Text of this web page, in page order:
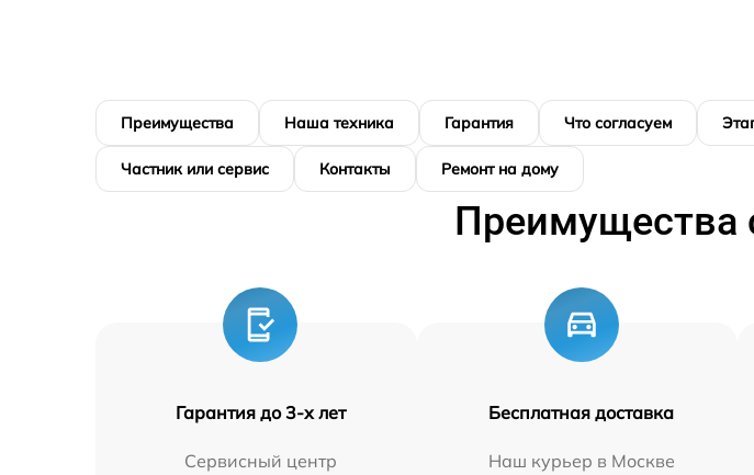
Преимущества Наша техника Гарантия Что согласуем
Частник или сервис Контакты Ремонт на дому
Преимущества
Гарантия до 3-х лет
Сервисный центр
Бесплатная доставка
Наш курьер в Москве